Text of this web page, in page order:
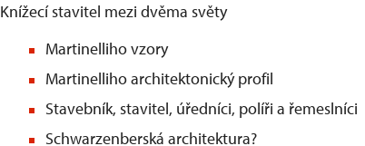
Knížecí stavitel mezi dvěma světy
Martinelliho vzory
Martinelliho architektonický profil
Stavebník, stavitel, úředníci, políři a řemeslníci
Schwarzenberská architektura?